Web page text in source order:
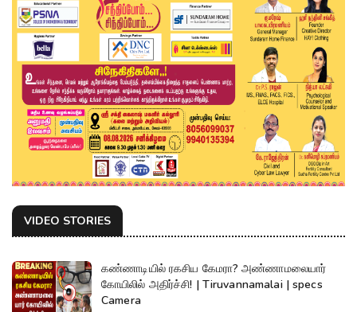
VIDEO STORIES
கண்ணாடியில் ரகசிய கேமரா? அண்ணாமலையார்
கோயிலில் அதிர்ச்சி! | Tiruvannamalai | specs
Camera